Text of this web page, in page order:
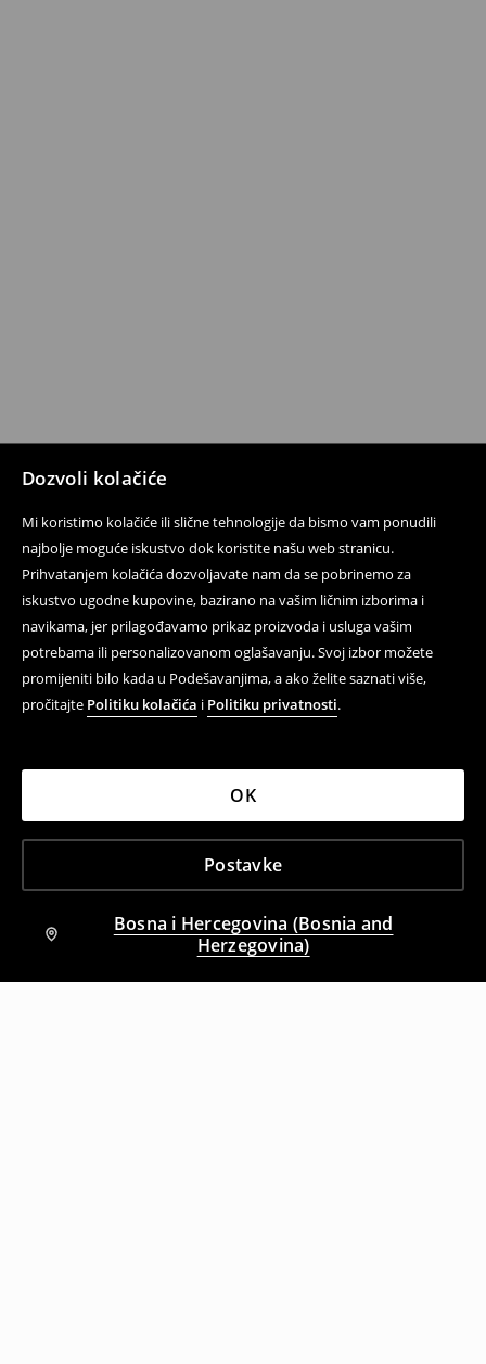
Dozvoli kolačiće
Mi koristimo kolačiće ili slične tehnologije da bismo vam ponudili
najbolje moguće iskustvo dok koristite našu web stranicu.
Prihvatanjem kolačića dozvoljavate nam da se pobrinemo za
iskustvo ugodne kupovine, bazirano na vašim ličnim izborima i
navikama, jer prilagođavamo prikaz proizvoda i usluga vašim
potrebama ili personalizovanom oglašavanju. Svoj izbor možete
promijeniti bilo kada u Podešavanjima, a ako želite saznati više,
pročitajte Politiku kolačića i Politiku privatnosti.
Postavke
OK
Bosna i Hercegovina (Bosnia and
Herzegovina)